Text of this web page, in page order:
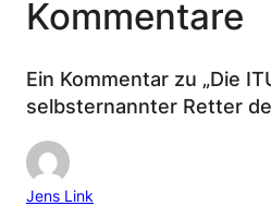
Kommentare
Ein Kommentar zu „Die
selbsternannter Retter
Jens Link